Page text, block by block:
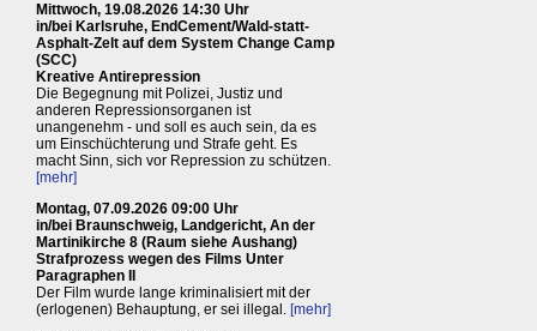
Mittwoch, 19.08.2026 14:30 Uhr
in/bei Karlsruhe, EndCement/Wald-statt-
Asphalt-Zelt auf dem System Change Camp
(SCC)
Kreative Antirepression
Die Begegnung mit Polizei, Justiz und
anderen Repressionsorganen ist
unangenehm - und soll es auch sein, da es
um Einschüchterung und Strafe geht. Es
macht Sinn, sich vor Repression zu schützen.
[mehr]
Montag, 07.09.2026 09:00 Uhr
in/bei Braunschweig, Landgericht, An der
Martinikirche 8 (Raum siehe Aushang)
Strafprozess wegen des Films Unter
Paragraphen II
Der Film wurde lange kriminalisiert mit der
(erlogenen) Behauptung, er sei illegal. [mehr]